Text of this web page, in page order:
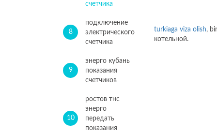
счетчика
8
подключение
электрического
счетчика
9
энерго кубань
показания
счетчиков
10
ростов тнс
энерго
передать
показания
turkiaga viza olish,
котельной.